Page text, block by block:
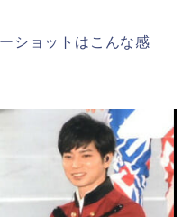
ショットはこんな感